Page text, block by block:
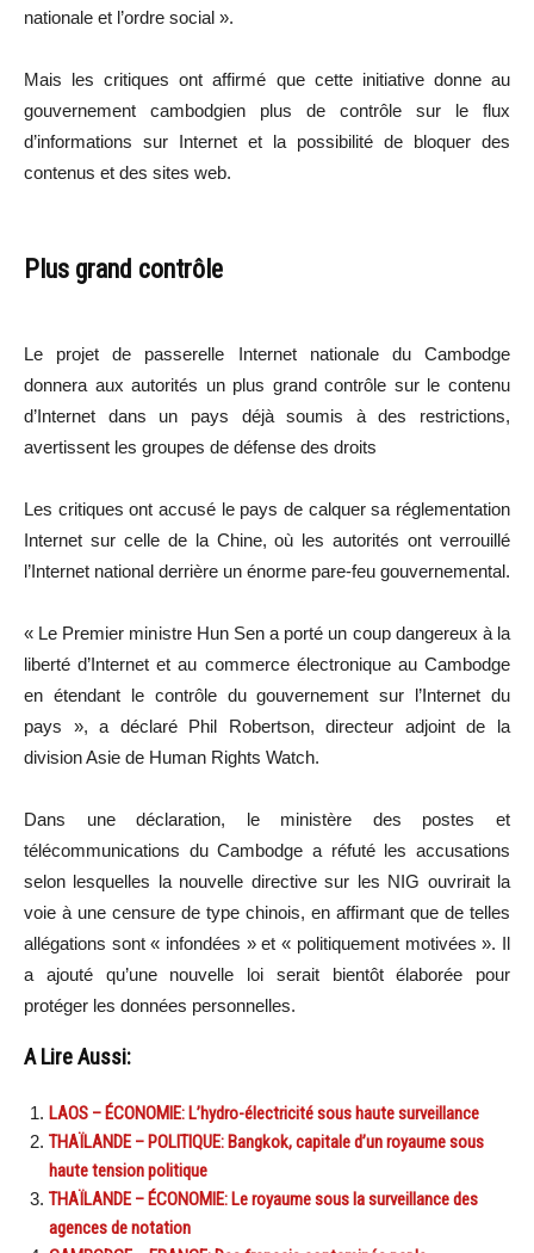
nationale et l’ordre social ».
Mais les critiques ont affirmé que cette initiative donne au
gouvernement cambodgien plus de contrôle sur le flux
d’informations sur Internet et la possibilité de bloquer des
contenus et des sites web.
Plus grand contrôle
Le projet de passerelle Internet nationale du Cambodge
donnera aux autorités un plus grand contrôle sur le contenu
d’Internet dans un pays déjà soumis à des restrictions,
avertissent les groupes de défense des droits
Les critiques ont accusé le pays de calquer sa réglementation
Internet sur celle de la Chine, où les autorités ont verrouillé
l’Internet national derrière un énorme pare-feu gouvernemental.
« Le Premier ministre Hun Sen a porté un coup dangereux à la
liberté d’Internet et au commerce électronique au Cambodge
en étendant le contrôle du gouvernement sur l’Internet du
pays », a déclaré Phil Robertson, directeur adjoint de la
division Asie de Human Rights Watch.
Dans une déclaration, le ministère des postes et
télécommunications du Cambodge a réfuté les accusations
selon lesquelles la nouvelle directive sur les NIG ouvrirait la
voie à une censure de type chinois, en affirmant que de telles
allégations sont « infondées » et « politiquement motivées ». Il
a ajouté qu’une nouvelle loi serait bientôt élaborée pour
protéger les données personnelles.
A Lire Aussi:
LAOS – ÉCONOMIE: L’hydro-électricité sous haute surveillance
THAÏLANDE – POLITIQUE: Bangkok, capitale d’un royaume sous
haute tension politique
THAÏLANDE – ÉCONOMIE: Le royaume sous la surveillance des
agences de notation